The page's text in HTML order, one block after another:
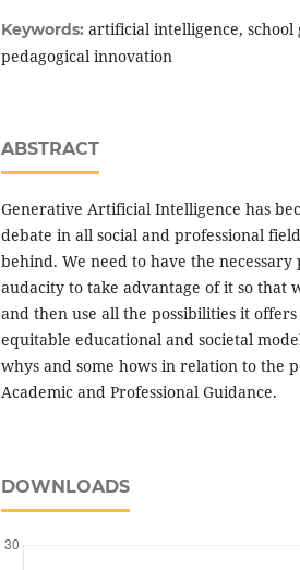
Keywords: artificial intelligence, school
pedagogical innovation
ABSTRACT
Generative Artificial Intelligence has
debate in all social and professional
behind. We need to have the
audacity to take advantage of it so that
and then use all the possibilities it
equitable educational and societal
whys and some hows in relation to the
Academic and Professional Guidance.
DOWNLOADS